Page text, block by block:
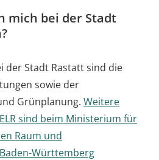
mich bei der Stadt
der Stadt Rastatt sind die
sowie der
Grünplanung. Weitere
sind beim Ministerium für
Raum und
Württemberg